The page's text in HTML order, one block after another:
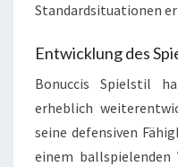
Standardsituationen
Entwicklung des
Bonuccis Spielstil
erheblich
seine defensiven
einem